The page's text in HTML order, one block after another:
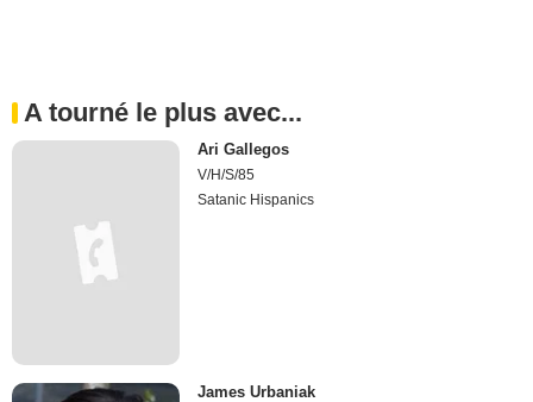
A tourné le plus avec...
Ari Gallegos
V/H/S/85
Satanic Hispanics
James Urbaniak